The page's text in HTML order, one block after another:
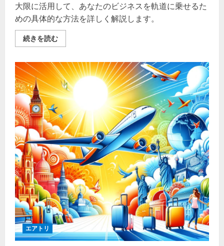
大限に活用して、あなたのビジネスを軌道に乗せるた
めの具体的な方法を詳しく解説します。
続きを読む【総
額
円
プ
レ
ゼ
ン
ト】
ペ
ラ
イ
チ
で
叶
え
る！
ネ
ッ
ト
開
業
の
夢
を
加
速
さ
せ
エアトリ